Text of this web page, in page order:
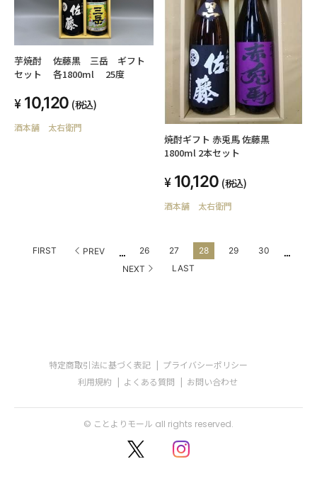
芋焼酎 佐藤黒 三岳 ギフト
セット 各1800ml 25度
10,120 (税込)
酒本舗 太右衛門
焼酎ギフト 赤兎馬 佐藤黒
1800ml 2本セット
10,120 (税込)
酒本舗 太右衛門
FIRST PREV ... 26 27 28 29 30 ...
NEXT LAST
特定商取引法に基づく表記
プライバシーポリシー
利用規約
よくある質問 お問い合わせ
© ことよりモール all rights reserved.